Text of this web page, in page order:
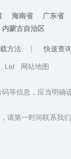
海南省 广东省
内蒙古自治区
方法 快速查询
Ltd
网站地图
等信息，应当明确
第一时间联系我